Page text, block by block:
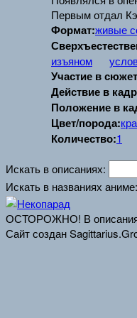
Первым отдал
Формат:живые
изъяном
Участие в
Действие в
Положение в
Цвет/порода:
Количество:1
Искать в описаниях:
Искать в названиях аниме:
ОСТОРОЖНО! В
Сайт создан